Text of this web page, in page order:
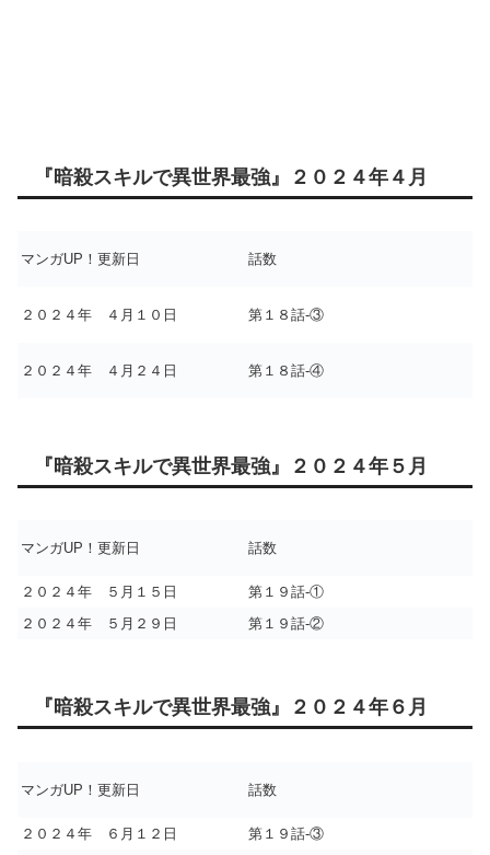
『暗殺スキルで異世界最強』２０２４年４月
マンガUP！更新日 話数
２０２４年 ４月１０日 第１８話-③
２０２４年 ４月２４日 第１８話-④
『暗殺スキルで異世界最強』２０２４年５月
マンガUP！更新日 話数
２０２４年 ５月１５日
第１９話-①
２０２４年 ５月２９日
第１９話-②
『暗殺スキルで異世界最強』２０２４年６月
マンガUP！更新日 話数
２０２４年 ６月１２日
第１９話-③